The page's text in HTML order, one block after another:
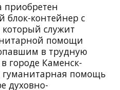
приобретен
контейнер с
служит
помощи
в трудную
городе Каменск-
помощь
духовно-